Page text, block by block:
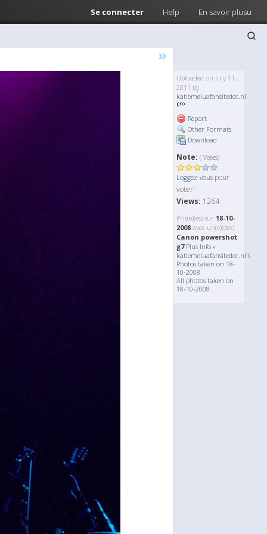
Se connecter Help En savoir plusu
»
Uploaded on July 11,
2011 by
katiemeluafansitedot.nl
Report
Other Formats
Download
Note: ( Votes)
Loggez-vous pour
voter!
Views: 1264
Pris(e)(es) sur 18-10-
2008 avec un(e)(des)
Canon powershot
g7 Plus Info »
katiemeluafansitedot.nl's
Photos taken on 18-
10-2008
All photos taken on
18-10-2008